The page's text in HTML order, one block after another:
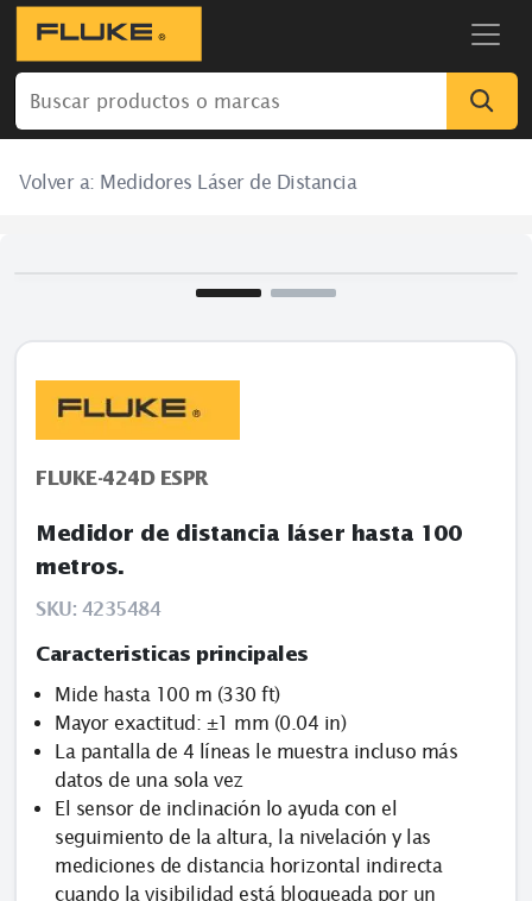
Volver a: Medidores Láser de Distancia
FLUKE-424D ESPR
Medidor de distancia láser hasta 100
metros.
SKU: 4235484
Caracteristicas principales
Mide hasta 100 m (330 ft)
Mayor exactitud: ±1 mm (0.04 in)
La pantalla de 4 líneas le muestra incluso más
datos de una sola vez
El sensor de inclinación lo ayuda con el
seguimiento de la altura, la nivelación y las
mediciones de distancia horizontal indirecta
cuando la visibilidad está bloqueada por un